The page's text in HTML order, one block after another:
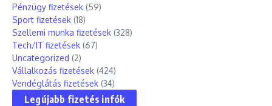
Pénzügy fizetések (59)
Sport fizetések (18)
Szellemi munka fizetések (328)
Tech/IT fizetések (67)
Uncategorized (2)
Vállalkozás fizetések (424)
Vendéglátás fizetések (34)
Legújabb fizetés infók